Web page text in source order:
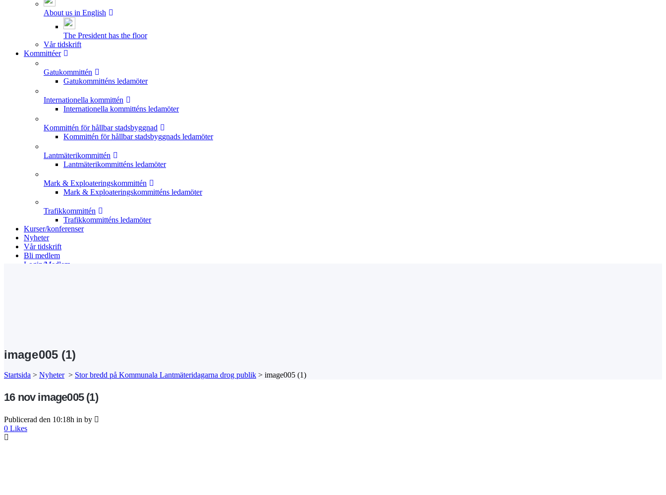
About us in English
The President has the floor
Vår tidskrift
Kommittéer
Gatukommittén
Gatukommitténs ledamöter
Internationella kommittén
Internationella kommitténs ledamöter
Kommittén för hållbar stadsbyggnad
Kommittén för hållbar stadsbyggnads ledamöter
Lantmäterikommittén
Lantmäterikommitténs ledamöter
Mark & Exploateringskommittén
Mark & Exploateringskommitténs ledamöter
Trafikkommittén
Trafikkommitténs ledamöter
Kurser/konferenser
Nyheter
Vår tidskrift
Bli medlem
Login/Medlem
image005 (1)
Startsida > Nyheter > Stor bredd på Kommunala Lantmäteridagarna drog publik > image005 (1)
16 novimage005 (1)
Publicerad den 10:18h in by
0 Likes